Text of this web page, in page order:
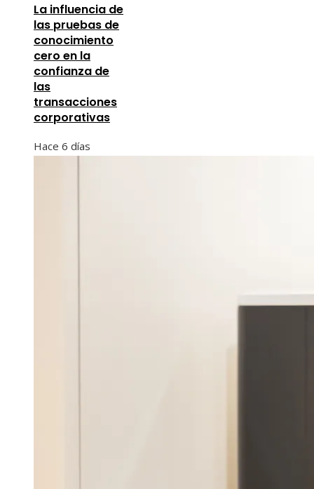
La influencia de
las pruebas de
conocimiento
cero en la
confianza de
las
transacciones
corporativas
Hace 6 días